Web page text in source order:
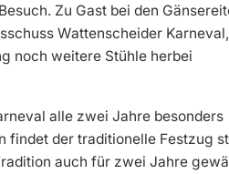
Zu Gast bei den
Wattenscheider Karneval,
noch weitere Stühle herbei
alle zwei Jahre besonders
findet der traditionelle Festzug
auch für zwei Jahre